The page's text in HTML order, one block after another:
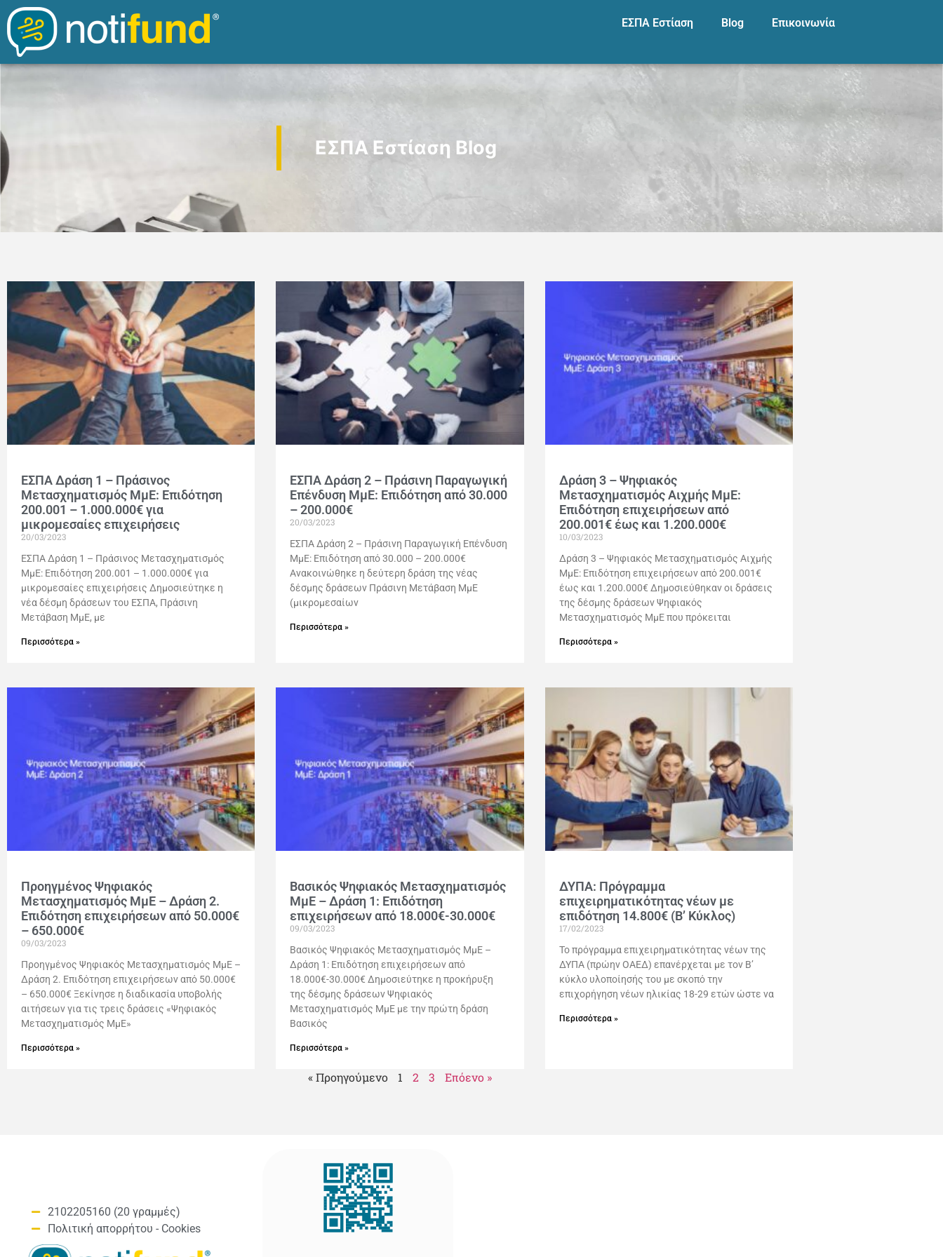
ΕΣΠΑ Εστίαση Blog Επικοινωνία
ΕΣΠΑ Εστίαση Blog
ΕΣΠΑ Δράση 1 – Πράσινος
Μετασχηματισμός ΜμΕ: Επιδότηση
200.001 – 1.000.000€ για
μικρομεσαίες επιχειρήσεις
20/03/2023
ΕΣΠΑ Δράση 1 – Πράσινος Μετασχηματισμός
ΜμΕ: Επιδότηση 200.001 – 1.000.000€ για
μικρομεσαίες επιχειρήσεις Δημοσιεύτηκε η
νέα δέσμη δράσεων του ΕΣΠΑ, Πράσινη
Μετάβαση ΜμΕ, με
Περισσότερα »
ΕΣΠΑ Δράση 2 – Πράσινη Παραγωγική
Επένδυση ΜμΕ: Επιδότηση από 30.000
– 200.000€
20/03/2023
ΕΣΠΑ Δράση 2 – Πράσινη Παραγωγική Επένδυση
ΜμΕ: Επιδότηση από 30.000 – 200.000€
Ανακοινώθηκε η δεύτερη δράση της νέας
δέσμης δράσεων Πράσινη Μετάβαση ΜμΕ
(μικρομεσαίων
Περισσότερα »
Δράση 3 – Ψηφιακός
Μετασχηματισμός Αιχμής ΜμΕ:
Επιδότηση επιχειρήσεων από
200.001€ έως και 1.200.000€
10/03/2023
Δράση 3 – Ψηφιακός Μετασχηματισμός Αιχμής
ΜμΕ: Επιδότηση επιχειρήσεων από 200.001€
έως και 1.200.000€ Δημοσιεύθηκαν οι δράσεις
της δέσμης δράσεων Ψηφιακός
Μετασχηματισμός ΜμΕ που πρόκειται
Περισσότερα »
Προηγμένος Ψηφιακός
Μετασχηματισμός ΜμΕ – Δράση 2.
Επιδότηση επιχειρήσεων από 50.000€
– 650.000€
09/03/2023
Προηγμένος Ψηφιακός Μετασχηματισμός ΜμΕ –
Δράση 2. Επιδότηση επιχειρήσεων από 50.000€
– 650.000€ Ξεκίνησε η διαδικασία υποβολής
αιτήσεων για τις τρεις δράσεις «Ψηφιακός
Μετασχηματισμός ΜμΕ»
Περισσότερα »
Βασικός Ψηφιακός Μετασχηματισμός
ΜμΕ – Δράση 1: Επιδότηση
επιχειρήσεων από 18.000€-30.000€
09/03/2023
Βασικός Ψηφιακός Μετασχηματισμός ΜμΕ –
Δράση 1: Επιδότηση επιχειρήσεων από
18.000€-30.000€ Δημοσιεύτηκε η προκήρυξη
της δέσμης δράσεων Ψηφιακός
Μετασχηματισμός ΜμΕ με την πρώτη δράση
Βασικός
Περισσότερα »
ΔΥΠΑ: Πρόγραμμα
επιχειρηματικότητας νέων με
επιδότηση 14.800€ (Β’ Κύκλος)
17/02/2023
Το πρόγραμμα επιχειρηματικότητας νέων της
ΔΥΠΑ (πρώην ΟΑΕΔ) επανέρχεται με τον Β’
κύκλο υλοποίησής του με σκοπό την
επιχορήγηση νέων ηλικίας 18-29 ετών ώστε να
Περισσότερα »
« Προηγούμενο 1 2 3 Επόενο »
2102205160 (20 γραμμές)
Πολιτική απορρήτου - Cookies